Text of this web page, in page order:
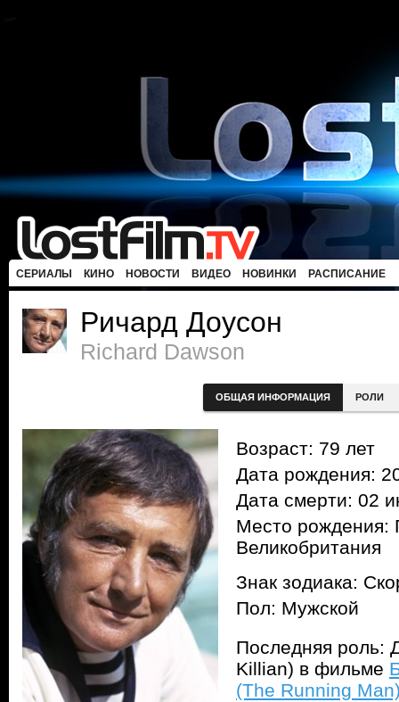
СЕРИАЛЫ КИНО НОВОСТИ ВИДЕО НОВИНКИ РАСПИСАНИЕ
Ричард Доусон
Richard Dawson
ОБЩАЯ ИНФОРМАЦИЯ РОЛИ
Возраст: 79 лет
Дата рождения:
Дата смерти: 02
Место рождения:
Великобритания
Знак зодиака:
Пол: Мужской
Последняя роль:
Killian) в фильме
(The Running